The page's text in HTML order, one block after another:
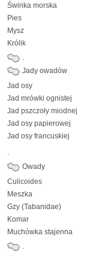
Świnka morska
Pies
Mysz
Królik
Jady owadów
Jad osy
Jad mrówki ognistej
Jad pszczoły miodnej
Jad osy papierowej
Jad osy francuskiej
Owady
Culicoides
Meszka
Gzy (Tabanidae)
Komar
Muchówka stajenna